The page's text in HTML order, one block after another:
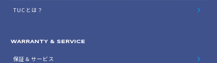
TUCとは？
WARRANTY & SERVICE
保証＆サービス